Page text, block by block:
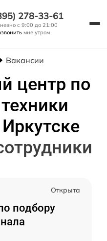
278-33-61
с 9:00 до 21:00
мне утром
Вакансии
центр по
Открыта
подбору